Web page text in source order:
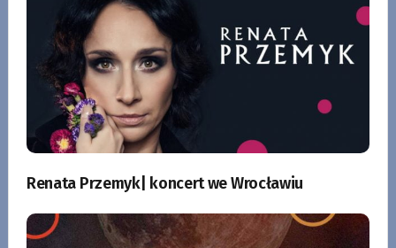
Renata Przemyk| koncert we Wrocławiu